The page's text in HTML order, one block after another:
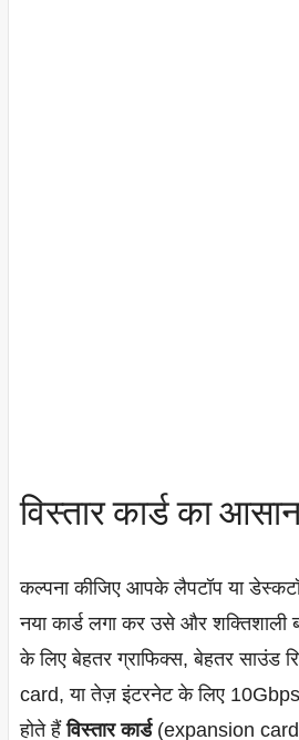
विस्तार कार्ड का
कल्पना कीजिए आपके लैपटॉप या
नया कार्ड लगा कर उसे और
के लिए बेहतर ग्राफिक्स, बेहतर साउंड
card, या तेज़ इंटरनेट के लिए
होते हैंविस्तार कार्ड(expansion